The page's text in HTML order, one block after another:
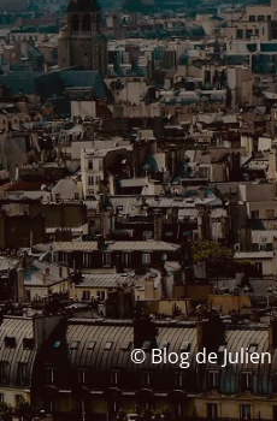
© Blog de